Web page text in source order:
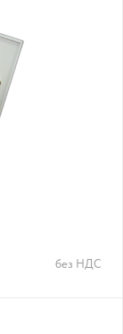
без НДС